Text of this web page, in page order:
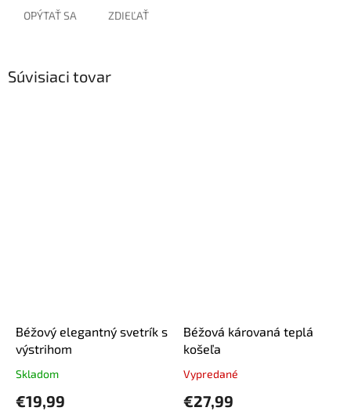
OPÝTAŤ SA ZDIEĽAŤ
Súvisiaci tovar
Béžový elegantný svetrík s
výstrihom
Skladom
€19,99
Béžová károvaná teplá
košeľa
Vypredané
€27,99